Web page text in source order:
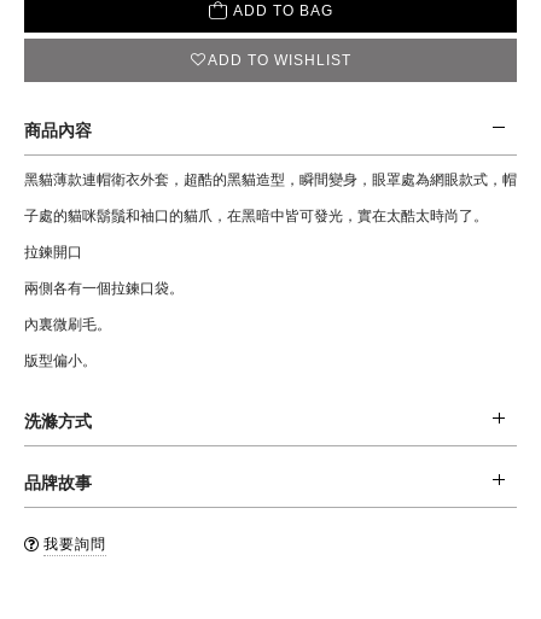
ADD TO BAG
ADD TO WISHLIST
商品內容
黑貓薄款連帽衛衣外套，超酷的黑貓造型，瞬間變身，眼罩處為網眼款式，帽
子處的貓咪鬍鬚和袖口的貓爪，在黑暗中皆可發光，實在太酷太時尚了。
拉鍊開口
兩側各有一個拉鍊口袋。
內裏微刷毛。
版型偏小。
洗滌方式
乾。
品牌故事
的設計充分反映出設計師 Stella McCartney 經典的美感及強烈的道德觀，一
我要詢問